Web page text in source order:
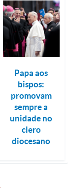
Papa aos
bispos:
promovam
sempre a
unidade no
clero
diocesano